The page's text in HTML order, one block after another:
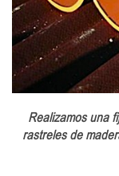
Realizamos una
rastreles de